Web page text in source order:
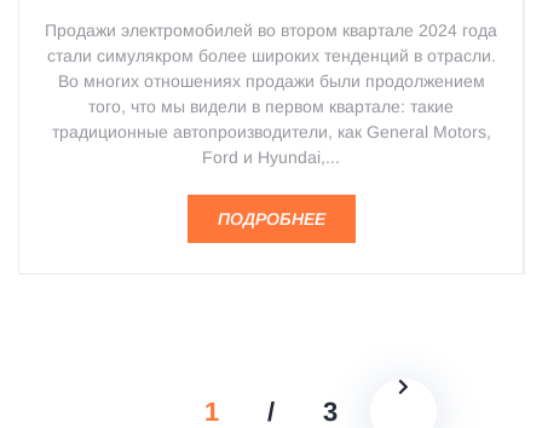
Продажи электромобилей во втором квартале 2024 года
стали симулякром более широких тенденций в отрасли.
Во многих отношениях продажи были продолжением
того, что мы видели в первом квартале: такие
традиционные автопроизводители, как General Motors,
Ford и Hyundai,...
ПОДРОБНЕЕ
1 / 3